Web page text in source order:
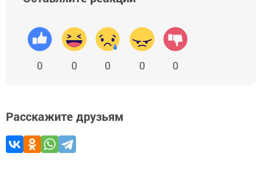
0 0 0 0 0
Расскажите друзьям